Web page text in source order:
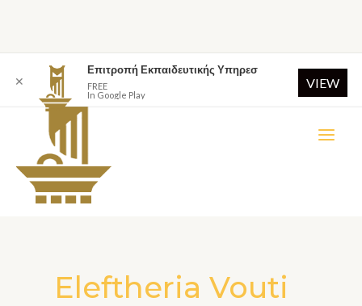
Eleftheria Vouti
✕
Επιτροπή Εκπαιδευτικής Υπηρεσ
FREE
In Google Play
VIEW